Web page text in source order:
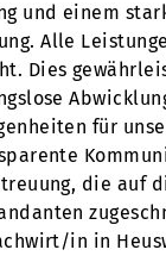
und einem
Alle
Dies
für
die auf
in in